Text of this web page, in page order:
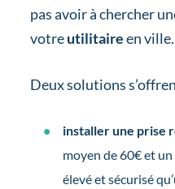
pas avoir à chercher
votreutilitaireen ville.
Deux solutions
installer une prise
moyen de 60€ et
élevé et sécurisé